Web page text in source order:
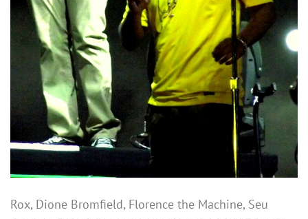
Rox, Dione Bromfield, Florence the Machine, Seu